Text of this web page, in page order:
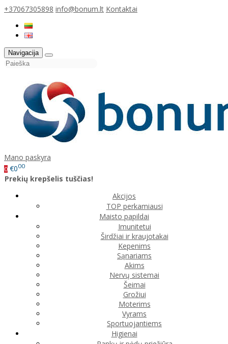
+37067305898 info@bonum.lt Kontaktai
Navigacija
Mano paskyra
0 €000
Prekių krepšelis tuščias!
Akcijos
TOP perkamiausi
Maisto papildai
Imunitetui
Širdžiai ir kraujotakai
Kepenims
Sąnariams
Akims
Nervų sistemai
Šeimai
Grožiui
Moterims
Vyrams
Sportuojantiems
Higienai